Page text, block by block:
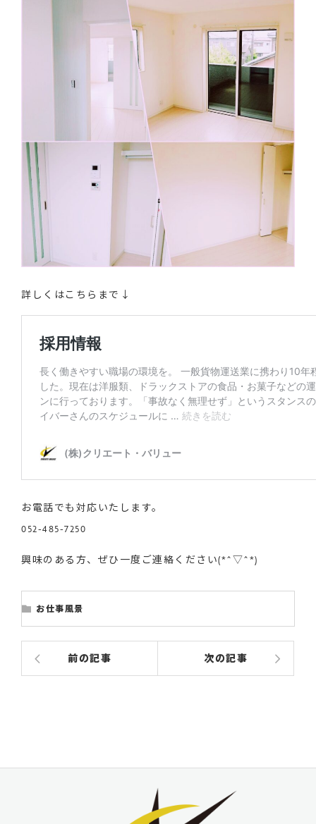
詳しくはこちらまで↓
お電話でも対応いたします。
052-485-7250
興味のある方、ぜひ一度ご連絡ください(*^▽^*)
お仕事風景
前の記事 次の記事